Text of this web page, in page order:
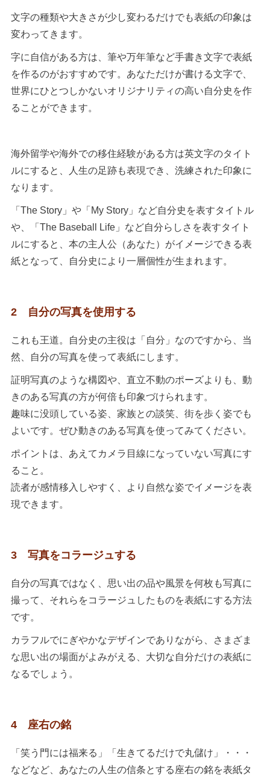
文字の種類や大きさが少し変わるだけでも表紙の印象は
変わってきます。
字に自信がある方は、筆や万年筆など手書き文字で表紙
を作るのがおすすめです。あなただけが書ける文字で、
世界にひとつしかないオリジナリティの高い自分史を作
ることができます。
海外留学や海外での移住経験がある方は英文字のタイト
ルにすると、人生の足跡も表現でき、洗練された印象に
なります。
「The Story」や「My Story」など自分史を表すタイトル
や、「The Baseball Life」など自分らしさを表すタイト
ルにすると、本の主人公（あなた）がイメージできる表
紙となって、自分史により一層個性が生まれます。
2 自分の写真を使用する
これも王道。自分史の主役は「自分」なのですから、当
然、自分の写真を使って表紙にします。
証明写真のような構図や、直立不動のポーズよりも、動
きのある写真の方が何倍も印象づけられます。
趣味に没頭している姿、家族との談笑、街を歩く姿でも
よいです。ぜひ動きのある写真を使ってみてください。
ポイントは、あえてカメラ目線になっていない写真にす
ること。
読者が感情移入しやすく、より自然な姿でイメージを表
現できます。
3 写真をコラージュする
自分の写真ではなく、思い出の品や風景を何枚も写真に
撮って、それらをコラージュしたものを表紙にする方法
です。
カラフルでにぎやかなデザインでありながら、さまざま
な思い出の場面がよみがえる、大切な自分だけの表紙に
なるでしょう。
4 座右の銘
「笑う門には福来る」「生きてるだけで丸儲け」・・・
などなど、あなたの人生の信条とする座右の銘を表紙タ